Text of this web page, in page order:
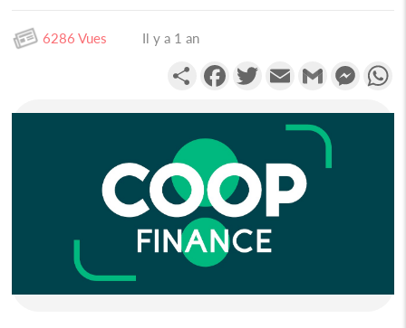
6286 Vues Il y a 1 an
PartagerFacebookTwitterEmail Gmail